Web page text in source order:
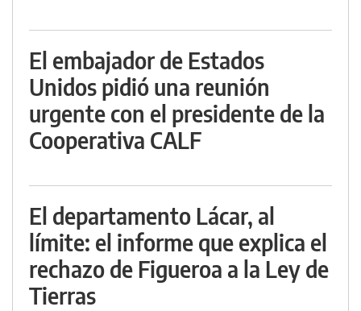
El embajador de Estados
Unidos pidió una reunión
urgente con el presidente de la
Cooperativa CALF
El departamento Lácar, al
límite: el informe que explica el
rechazo de Figueroa a la Ley de
Tierras